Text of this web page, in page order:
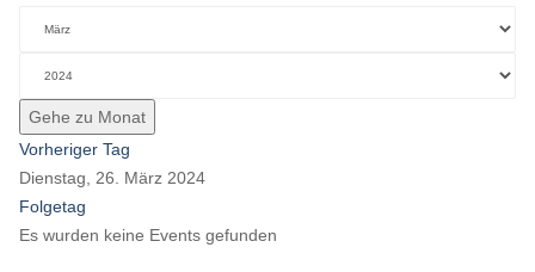
Gehe zu Monat
Vorheriger Tag
Dienstag, 26. März 2024
Folgetag
Es wurden keine Events gefunden